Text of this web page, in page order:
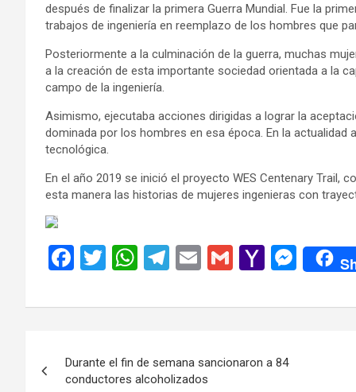
después de finalizar la primera Guerra Mundial. Fue la
trabajos de ingeniería en reemplazo de los hombres que
Posteriormente a la culminación de la guerra, muchas
a la creación de esta importante sociedad orientada a la
campo de la ingeniería.
Asimismo, ejecutaba acciones dirigidas a lograr la
dominada por los hombres en esa época. En la
tecnológica.
En el año 2019 se inició el proyecto WES Centenary Trail,
esta manera las historias de mujeres ingenieras con
F
ce
o
o
T
tt
W
at
A
p
T
e
a
m
E
ail
G
ail
Y
h
o
M
se
de
Durante el fin de semana sancionaron a 84
conductores alcoholizados